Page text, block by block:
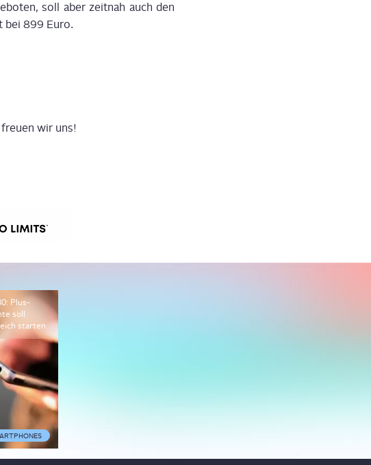
soll aber zeit­nah auch den
bei 899 Euro.
wir uns!
Plus-
soll
starten